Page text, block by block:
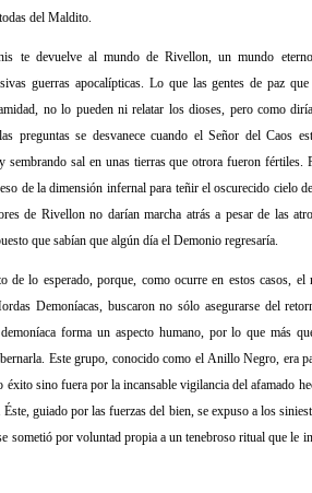
del Maldito.
te devuelve al mundo de Rivellon, un mundo
guerras apocalípticas. Lo que las gentes de paz
no lo pueden ni relatar los dioses, pero como
preguntas se desvanece cuando el Señor del Caos
sembrando sal en unas tierras que otrora fueron fértiles.
de la dimensión infernal para teñir el oscurecido cielo
de Rivellon no darían marcha atrás a pesar de las
que sabían que algún día el Demonio regresaría.
de lo esperado, porque, como ocurre en estos casos,
Demoníacas, buscaron no sólo asegurarse del
forma un aspecto humano, por lo que más
Este grupo, conocido como el Anillo Negro, era
éxito sino fuera por la incansable vigilancia del afamado
guiado por las fuerzas del bien, se expuso a los
sometió por voluntad propia a un tenebroso ritual que le